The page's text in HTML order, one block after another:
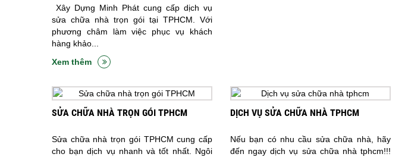
Xây Dựng Minh Phát cung cấp dịch vụ
sửa chữa nhà trọn gói tại TPHCM. Với
phương châm làm việc phục vụ khách
hàng khảo...
Xem thêm
SỬA CHỮA NHÀ TRỌN GÓI TPHCM
Sửa chữa nhà trọn gói TPHCM cung cấp
cho bạn dịch vụ nhanh và tốt nhất. Ngôi
DỊCH VỤ SỬA CHỮA NHÀ TPHCM
Nếu bạn có nhu cầu sửa chữa nhà, hãy
đến ngay dịch vụ sửa chữa nhà tphcm!!!